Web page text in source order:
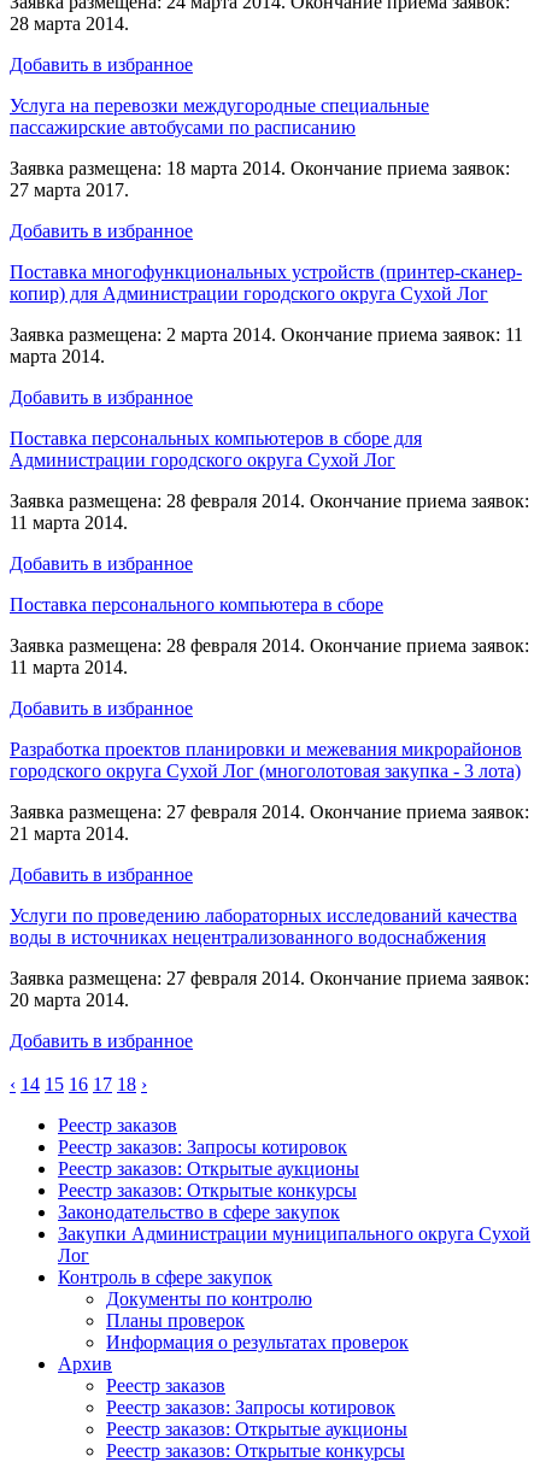
28 марта 2014.
Добавить в избранное
Услуга на перевозки междугородные специальные
пассажирские автобусами по расписанию
Заявка размещена: 18 марта 2014. Окончание приема заявок:
27 марта 2017.
Добавить в избранное
Поставка многофункциональных устройств (принтер-сканер-
копир) для Администрации городского округа Сухой Лог
Заявка размещена: 2 марта 2014. Окончание приема заявок: 11
марта 2014.
Добавить в избранное
Поставка персональных компьютеров в сборе для
Администрации городского округа Сухой Лог
Заявка размещена: 28 февраля 2014. Окончание приема заявок:
11 марта 2014.
Добавить в избранное
Поставка персонального компьютера в сборе
Заявка размещена: 28 февраля 2014. Окончание приема заявок:
11 марта 2014.
Добавить в избранное
Разработка проектов планировки и межевания микрорайонов
городского округа Сухой Лог (многолотовая закупка - 3 лота)
Заявка размещена: 27 февраля 2014. Окончание приема заявок:
21 марта 2014.
Добавить в избранное
Услуги по проведению лабораторных исследований качества
воды в источниках нецентрализованного водоснабжения
Заявка размещена: 27 февраля 2014. Окончание приема заявок:
20 марта 2014.
Добавить в избранное
‹ 14 15 16 17 18 ›
Реестр заказов
Реестр заказов: Запросы котировок
Реестр заказов: Открытые аукционы
Реестр заказов: Открытые конкурсы
Законодательство в сфере закупок
Закупки Администрации муниципального округа Сухой
Лог
Контроль в сфере закупок
Документы по контролю
Планы проверок
Информация о результатах проверок
Архив
Реестр заказов
Реестр заказов: Запросы котировок
Реестр заказов: Открытые аукционы
Реестр заказов: Открытые конкурсы